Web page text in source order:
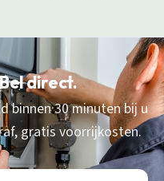
direct.
binnen 30 minuten bij u
gratis voorrijkosten.